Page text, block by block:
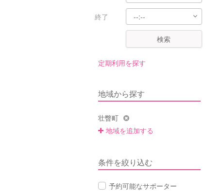
終了
検索
定期利用を探す
地域から探す
壮瞥町
地域を追加する
条件を絞り込む
予約可能なサポーター